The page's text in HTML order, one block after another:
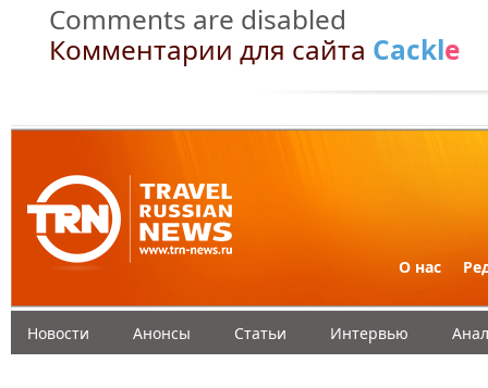
Comments are disabled
Комментарии для сайта Cackle
О нас
Новости Анонсы Статьи Интервью